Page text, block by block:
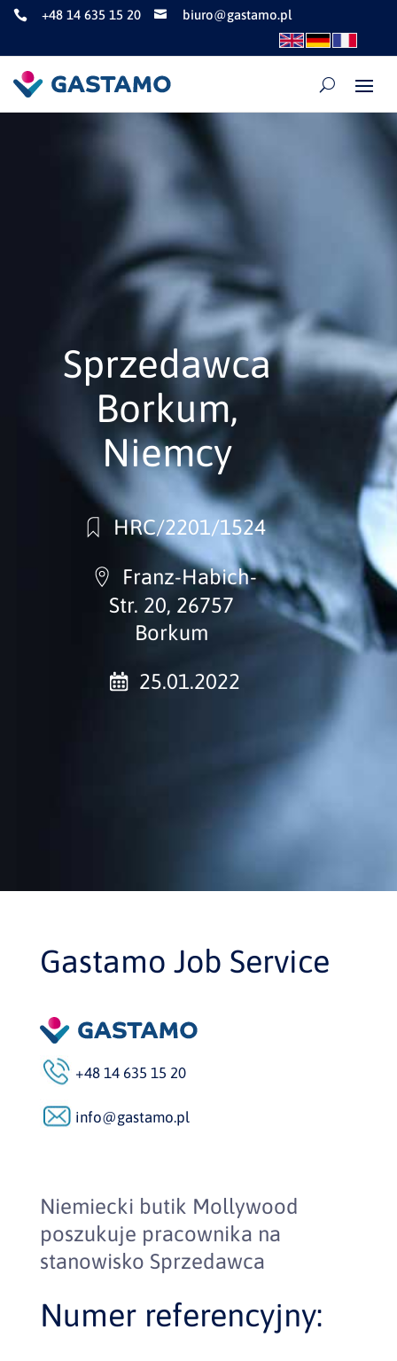
 +48 14 635 15 20  biuro@gastamo.pl
Sprzedawca
Borkum,
Niemcy
HRC/2201/1524
Franz-Habich-
Str. 20, 26757
Borkum
25.01.2022
Gastamo Job Service
+48 14 635 15 20
info@gastamo.pl
Niemiecki butik Mollywood
poszukuje pracownika na
stanowisko Sprzedawca
Numer referencyjny: